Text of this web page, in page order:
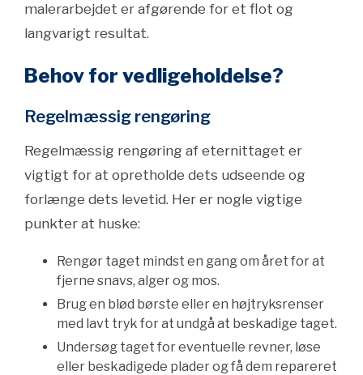
malerarbejdet er afgørende for et flot og
langvarigt resultat.
Behov for vedligeholdelse?
Regelmæssig rengøring
Regelmæssig rengøring af eternittaget er
vigtigt for at opretholde dets udseende og
forlænge dets levetid. Her er nogle vigtige
punkter at huske:
Rengør taget mindst en gang om året for at
fjerne snavs, alger og mos.
Brug en blød børste eller en højtryksrenser
med lavt tryk for at undgå at beskadige taget.
Undersøg taget for eventuelle revner, løse
eller beskadigede plader og få dem repareret